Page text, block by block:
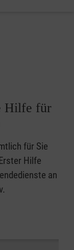
Hilfe für
für Sie
Hilfe
an